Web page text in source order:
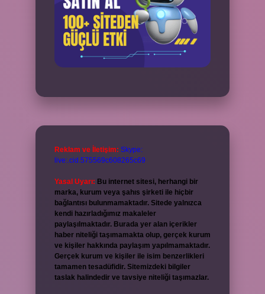
Reklam ve İletişim: Skype:
live:.cid.575569c608265c69
Yasal Uyarı: Bu internet sitesi, herhangi bir
marka, kurum veya şahıs şirketi ile hiçbir
bağlantısı bulunmamaktadır. Sitede yalnızca
kendi hazırladığımız makaleler
paylaşılmaktadır. Burada yer alan içerikler
haber niteliği taşımamakta olup, gerçek kurum
ve kişiler hakkında paylaşım yapılmamaktadır.
Gerçek kurum ve kişiler ile isim benzerlikleri
tamamen tesadüfidir. Sitemizdeki bilgiler
taslak halindedir ve tavsiye niteliği taşımazlar.